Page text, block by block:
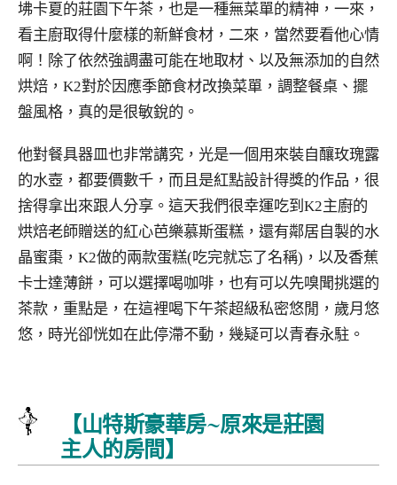
坲卡夏的莊園下午茶，也是一種無菜單的精神，一來，
看主廚取得什麼樣的新鮮食材，二來，當然要看他心情
啊！除了依然強調盡可能在地取材、以及無添加的自然
烘焙，K2對於因應季節食材改換菜單，調整餐桌、擺
盤風格，真的是很敏銳的。
他對餐具器皿也非常講究，光是一個用來裝自釀玫瑰露
的水壺，都要價數千，而且是紅點設計得獎的作品，很
捨得拿出來跟人分享。這天我們很幸運吃到K2主廚的
烘焙老師贈送的紅心芭樂慕斯蛋糕，還有鄰居自製的水
晶蜜棗，K2做的兩款蛋糕(吃完就忘了名稱)，以及香蕉
卡士達薄餅，可以選擇喝咖啡，也有可以先嗅聞挑選的
茶款，重點是，在這裡喝下午茶超級私密悠閒，歲月悠
悠，時光卻恍如在此停滯不動，幾疑可以青春永駐。
【山特斯豪華房~原來是莊園
主人的房間】